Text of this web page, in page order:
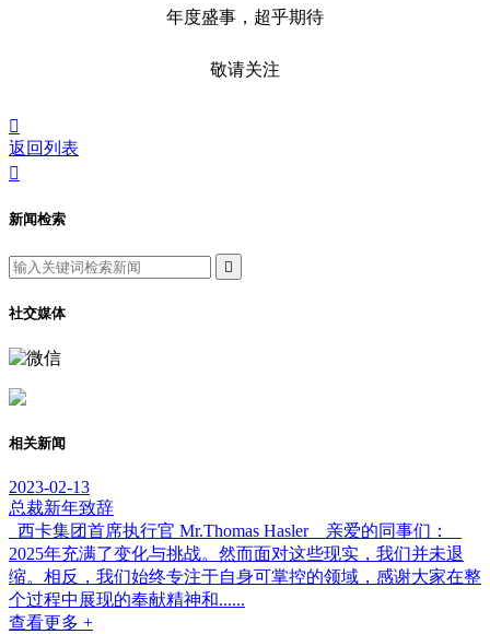
年度盛事，超乎期待
敬请关注

返回列表

新闻检索

社交媒体
相关新闻
2023-02-13
总裁新年致辞
西卡集团首席执行官 Mr.Thomas Hasler 亲爱的同事们：
2025年充满了变化与挑战。然而面对这些现实，我们并未退
缩。相反，我们始终专注于自身可掌控的领域，感谢大家在整
个过程中展现的奉献精神和......
查看更多 +